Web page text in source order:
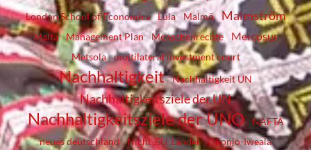
London School of Economics
Lula Malmö Malmström
Malta Management Plan Menschenrechte Mercosur
Metsola multilateral investment court
Nachhaltigkeit Nachhaltigkeit UN
Nachhaltigkeitsziele der UN
Nachhaltigkeitsziele der UNO
NAFTA
neues deutschland
Nicht-EU-Länder
Okonjo-Iweala